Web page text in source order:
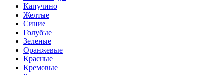
Капучино
Желтые
Синие
Голубые
Зеленые
Оранжевые
Красные
Кремовые